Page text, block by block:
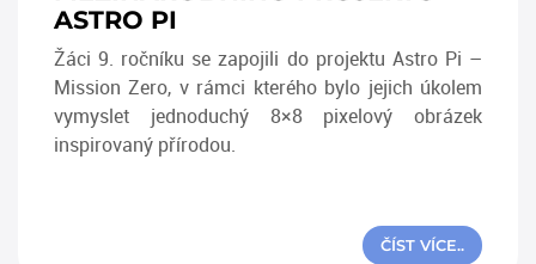
ASTRO PI
Žáci 9. ročníku se zapojili do projektu Astro Pi –
Mission Zero, v rámci kterého bylo jejich úkolem
vymyslet jednoduchý 8×8 pixelový obrázek
inspirovaný přírodou.
ČÍST VÍCE..